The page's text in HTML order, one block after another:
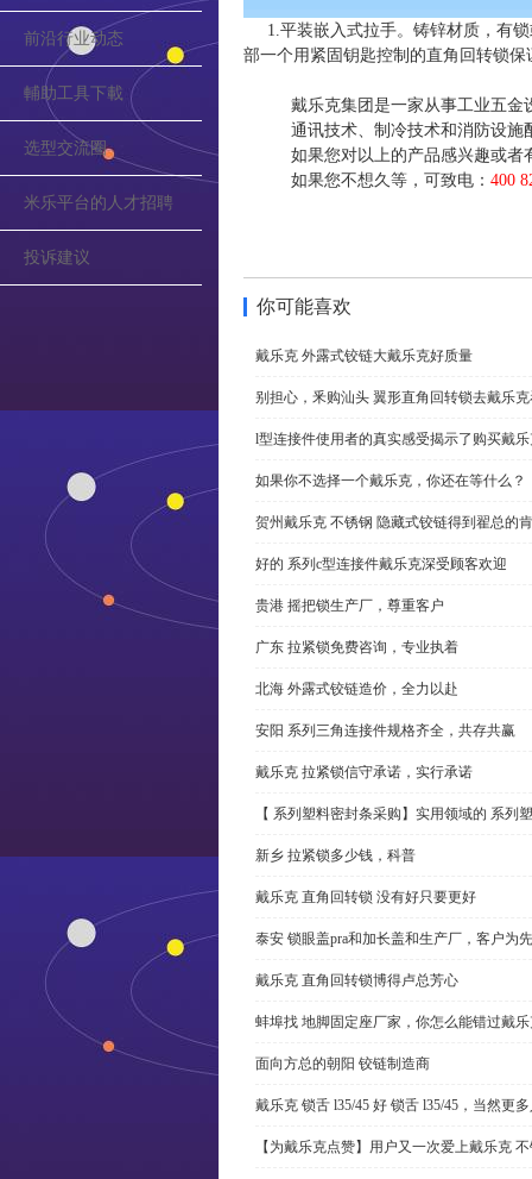
前沿行业动态
輔助工具下載
选型交流圈
米乐平台的人才招聘
投诉建议
1.平装嵌入式拉手。铸锌材质，有
部一个用紧固钥匙控制的直角回转锁
戴乐克集团是一家从事工业五金
通讯技术、制冷技术和消防设
如果您对以上的产品感兴趣或者
如果您不想久等，可致电： 400
你可能喜欢
戴乐克 外露式铰链大戴乐克好质量
别担心，釆购汕头 翼形直角回转锁去戴乐
l型连接件使用者的真实感受揭示了购买戴
如果你不选择一个戴乐克，你还在等什么？
贺州戴乐克 不锈钢 隐藏式铰链得到翟总的
好的 系列c型连接件戴乐克深受顾客欢迎
贵港 摇把锁生产厂，尊重客户
广东 拉紧锁免费咨询，专业执着
北海 外露式铰链造价，全力以赴
安阳 系列三角连接件规格齐全，共存共赢
戴乐克 拉紧锁信守承诺，实行承诺
【 系列塑料密封条采购】实用领域的 系列
新乡 拉紧锁多少钱，科普
戴乐克 直角回转锁 没有好只要更好
泰安 锁眼盖pra和加长盖和生产厂，客户为先
戴乐克 直角回转锁博得卢总芳心
蚌埠找 地脚固定座厂家，你怎么能错过戴
面向方总的朝阳 铰链制造商
戴乐克 锁舌 l35/45 好 锁舌 l35/45，当然更
【为戴乐克点赞】用户又一次爱上戴乐克